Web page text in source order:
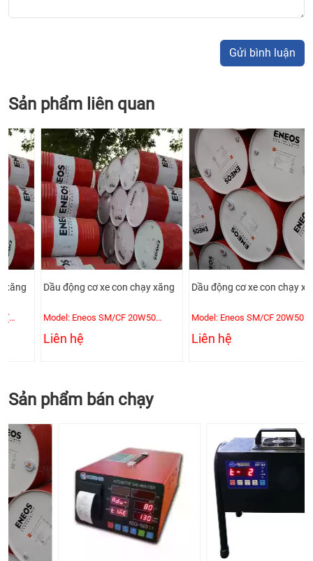
Gửi bình luận
Sản phẩm liên quan
Dầu động cơ xe con chạy xăng
Model: Eneos SM/CF 20W50
Liên hệ
Dầu động cơ xe con chạy xăng
Model: Eneos SM/CF 20W50
Liên hệ
Sản phẩm bán chạy